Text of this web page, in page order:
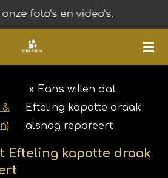
foto's en video's.
&
» Fans willen dat
Efteling kapotte draak
alsnog repareert
Efteling kapotte draak